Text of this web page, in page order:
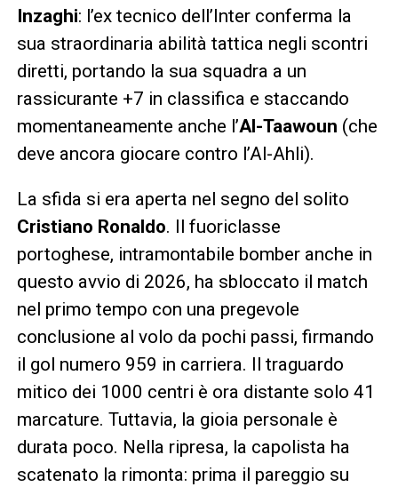
Inzaghi: l’ex tecnico dell’Inter conferma la
sua straordinaria abilità tattica negli scontri
diretti, portando la sua squadra a un
rassicurante +7 in classifica e staccando
momentaneamente anche l’Al-Taawoun (che
deve ancora giocare contro l’Al-Ahli).
La sfida si era aperta nel segno del solito
Cristiano Ronaldo. Il fuoriclasse
portoghese, intramontabile bomber anche in
questo avvio di 2026, ha sbloccato il match
nel primo tempo con una pregevole
conclusione al volo da pochi passi, firmando
il gol numero 959 in carriera. Il traguardo
mitico dei 1000 centri è ora distante solo 41
marcature. Tuttavia, la gioia personale è
durata poco. Nella ripresa, la capolista ha
scatenato la rimonta: prima il pareggio su